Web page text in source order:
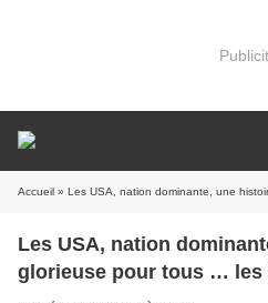
Accueil » Les USA, nation dominante, une
Les USA, nation
glorieuse pour tous … les